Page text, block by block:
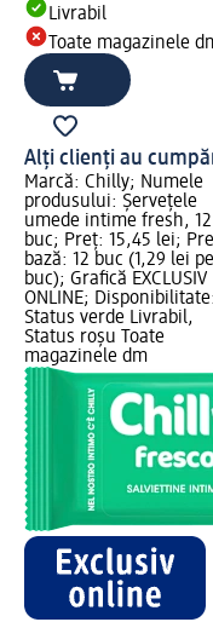
Livrabil
Toate magazinele
Alți clienți au
Marcă: Chilly; Numele
produsului: Șervețele
umede intime fresh, 12
buc; Preț: 15,45 lei;
bază: 12 buc (1,29 lei pe
buc); Grafică EXCLUSIV
ONLINE; Disponibilitate:
Status verde Livrabil,
Status roșu Toate
magazinele dm